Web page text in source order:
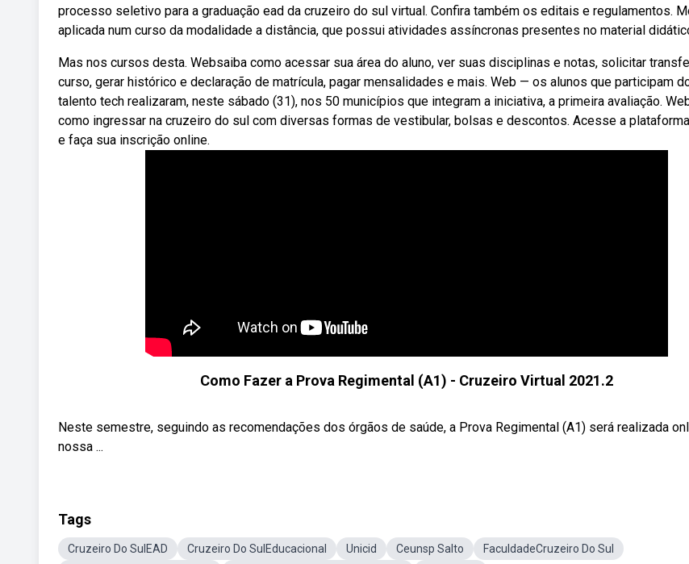
processo seletivo para a graduação ead da cruzeiro do sul virtual. Confira também os editais e regulamentos.
aplicada num curso da modalidade a distância, que possui atividades assíncronas presentes no material
Mas nos cursos desta. Websaiba como acessar sua área do aluno, ver suas disciplinas e notas, solicitar
curso, gerar histórico e declaração de matrícula, pagar mensalidades e mais. Web — os alunos que participam
talento tech realizaram, neste sábado (31), nos 50 municípios que integram a iniciativa, a primeira avaliação.
como ingressar na cruzeiro do sul com diversas formas de vestibular, bolsas e descontos. Acesse a
e faça sua inscrição online.
Como Fazer a Prova Regimental (A1) - Cruzeiro Virtual 2021.2
Neste semestre, seguindo as recomendações dos órgãos de saúde, a Prova Regimental (A1) será realizada
nossa ...
Tags
Cruzeiro Do SulEAD Cruzeiro Do SulEducacional Unicid Ceunsp Salto
FaculdadeCruzeiro Do Sul